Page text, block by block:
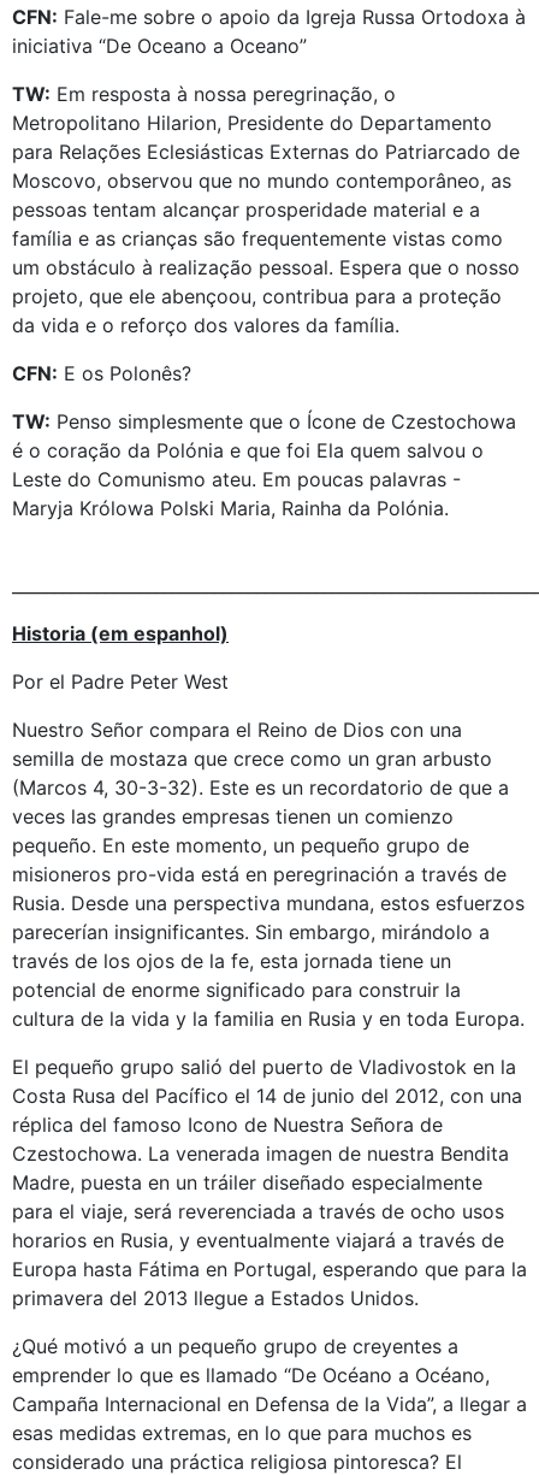
CFN: Fale-me sobre o apoio da Igreja Russa Ortodoxa à
iniciativa “De Oceano a Oceano”
TW: Em resposta à nossa peregrinação, o
Metropolitano Hilarion, Presidente do Departamento
para Relações Eclesiásticas Externas do Patriarcado de
Moscovo, observou que no mundo contemporâneo, as
pessoas tentam alcançar prosperidade material e a
família e as crianças são frequentemente vistas como
um obstáculo à realização pessoal. Espera que o nosso
projeto, que ele abençoou, contribua para a proteção
da vida e o reforço dos valores da família.
CFN: E os Polonês?
TW: Penso simplesmente que o Ícone de Czestochowa
é o coração da Polónia e que foi Ela quem salvou o
Leste do Comunismo ateu. Em poucas palavras -
Maryja Królowa Polski Maria, Rainha da Polónia.
Historia (em espanhol)
Por el Padre Peter West
Nuestro Señor compara el Reino de Dios con una
semilla de mostaza que crece como un gran arbusto
(Marcos 4, 30-3-32). Este es un recordatorio de que a
veces las grandes empresas tienen un comienzo
pequeño. En este momento, un pequeño grupo de
misioneros pro-vida está en peregrinación a través de
Rusia. Desde una perspectiva mundana, estos esfuerzos
parecerían insignificantes. Sin embargo, mirándolo a
través de los ojos de la fe, esta jornada tiene un
potencial de enorme significado para construir la
cultura de la vida y la familia en Rusia y en toda Europa.
El pequeño grupo salió del puerto de Vladivostok en la
Costa Rusa del Pacífico el 14 de junio del 2012, con una
réplica del famoso Icono de Nuestra Señora de
Czestochowa. La venerada imagen de nuestra Bendita
Madre, puesta en un tráiler diseñado especialmente
para el viaje, será reverenciada a través de ocho usos
horarios en Rusia, y eventualmente viajará a través de
Europa hasta Fátima en Portugal, esperando que para la
primavera del 2013 llegue a Estados Unidos.
¿Qué motivó a un pequeño grupo de creyentes a
emprender lo que es llamado “De Océano a Océano,
Campaña Internacional en Defensa de la Vida”, a llegar a
esas medidas extremas, en lo que para muchos es
considerado una práctica religiosa pintoresca? El